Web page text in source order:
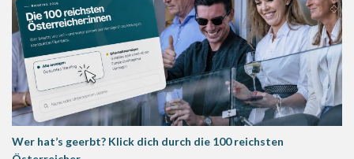
Wer hat’s geerbt? Klick dich durch die 100 reichsten